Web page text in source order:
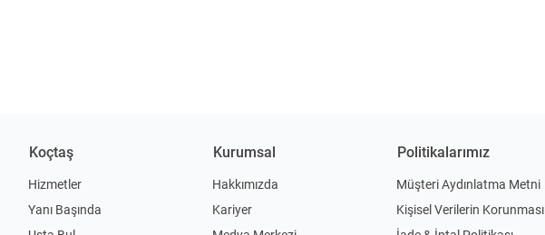
Koçtaş
Hizmetler
Yanı Başında
Kurumsal
Hakkımızda
Kariyer
Politikalarımız
Müşteri Aydınlatma Metni
Kişisel Verilerin Korunması